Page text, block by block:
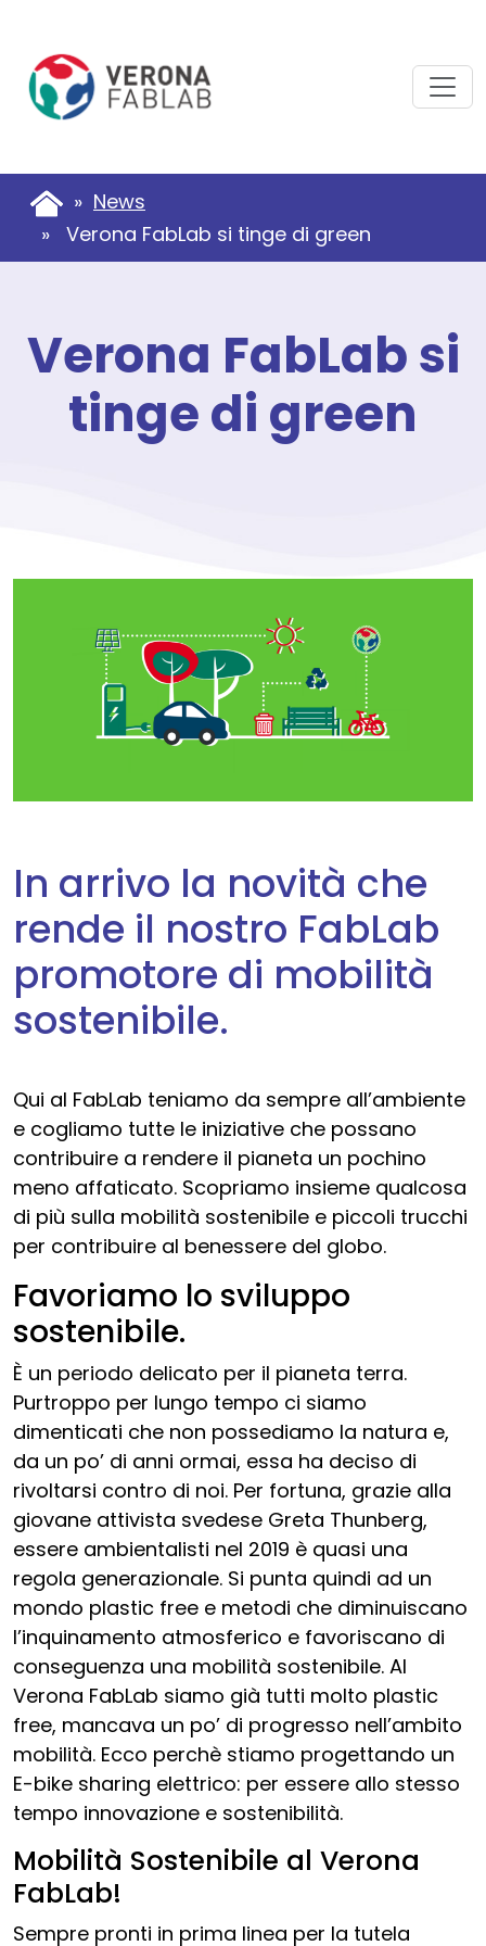
contenuto
principale
» News
» Verona FabLab si tinge di green
Verona FabLab si
tinge di green
In arrivo la novità che
rende il nostro FabLab
promotore di mobilità
sostenibile.
Qui al FabLab teniamo da sempre all’ambiente
e cogliamo tutte le iniziative che possano
contribuire a rendere il pianeta un pochino
meno affaticato. Scopriamo insieme qualcosa
di più sulla mobilità sostenibile e piccoli trucchi
per contribuire al benessere del globo.
Favoriamo lo sviluppo
sostenibile.
È un periodo delicato per il pianeta terra.
Purtroppo per lungo tempo ci siamo
dimenticati che non possediamo la natura e,
da un po’ di anni ormai, essa ha deciso di
rivoltarsi contro di noi. Per fortuna, grazie alla
giovane attivista svedese Greta Thunberg,
essere ambientalisti nel 2019 è quasi una
regola generazionale. Si punta quindi ad un
mondo plastic free e metodi che diminuiscano
l’inquinamento atmosferico e favoriscano di
conseguenza una mobilità sostenibile. Al
Verona FabLab siamo già tutti molto plastic
free, mancava un po’ di progresso nell’ambito
mobilità. Ecco perchè stiamo progettando un
E-bike sharing elettrico: per essere allo stesso
tempo innovazione e sostenibilità.
Mobilità Sostenibile al Verona
FabLab!
Sempre pronti in prima linea per la tutela